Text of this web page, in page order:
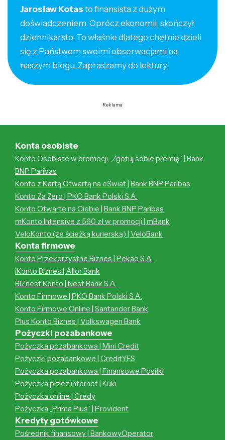
Jarosław Kotas to finansista z dużym
doświadczeniem. Oprócz ekonomii, skończył
dziennikarsto. To właśnie dlatego chętnie dzieli
się z Państwem swoimi obserwacjami na
naszym blogu. Zapraszamy do lektury.
Reklama
Konta osobiste
Konto Osobiste w promocji „Zgotuj sobie premię” | Bank
BNP Paribas
Konto z Kartą Otwartą na eŚwiat | Bank BNP Paribas
Konto Za Zero | PKO Bank Polski S.A.
Konto Otwarte na Ciebie | Bank BNP Paribas
mKonto Intensive z 560 zł w promocji | mBank
VeloKonto (ze ścieżką kurierską) | VeloBank
Konta firmowe
Konto Przekorzystne Biznes | Pekao S.A.
iKonto Biznes | Alior Bank
BIZnest Konto | Nest Bank S.A.
Konto Firmowe | PKO Bank Polski S.A.
Konto Firmowe Online | Santander Bank
Plus Konto Biznes | Volkswagen Bank
Pożyczki pozabankowe
Pożyczka pozabankowa | Mini Credit
Pożyczki pozabankowe | CreditYES
Pożyczka pozabankowa | Finansowe Posiłki
Pożyczka przez internet | Kuki
Pożyczka online | Credy
Pożyczka „Prima Plus” | Provident
Kredyty gotówkowe
Pośrednik finansowy | BankowyOperator